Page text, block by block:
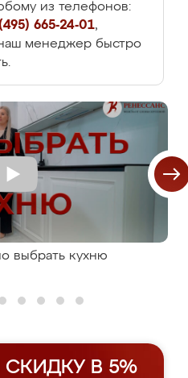
из телефонов:
665-24-01,
менеджер быстро
выбрать кухню
В 5%